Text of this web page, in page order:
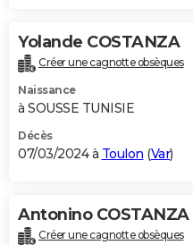
Yolande COSTANZA
Créer une cagnotte obsèques
Naissance
à SOUSSE TUNISIE
Décès
07/03/2024 à Toulon (Var)
Antonino COSTANZA
Créer une cagnotte obsèques